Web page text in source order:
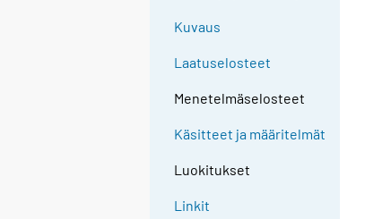
Kuvaus
Laatuselosteet
Menetelmäselosteet
Käsitteet ja määritelmät
Luokitukset
Linkit